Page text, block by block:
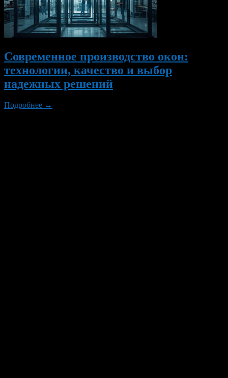
Современное производство окон:
технологии, качество и выбор
надежных решений
Подробнее →